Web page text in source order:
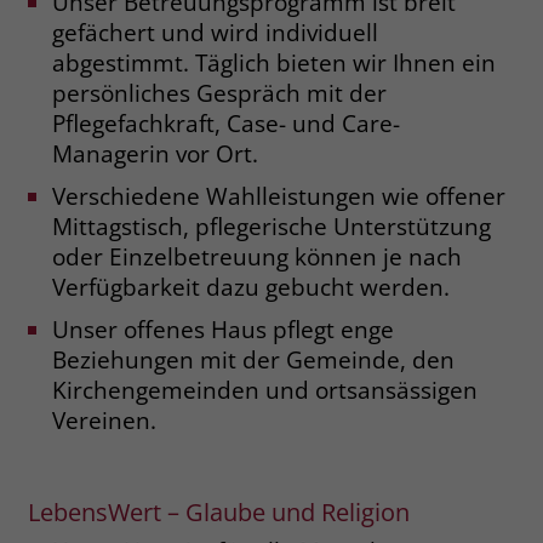
Problemen erhöht werden.
Zur Grundausstattung gehören
Rauchmelder und eine automatische
Herdabschaltung. Das sich automatisch
einschaltende Wegelicht im
Appartement bietet beim Aufstehen in
der Nacht Orientierung und kann
helfen, Stürze zu verhindern.
Die eingebauten technischen
Assistenzsysteme können auch weitere
Informationen registrieren. Wir bieten
hier die Auswertung verschiedener
Daten an. Zum Beispiel Aufenthalte im
der nächtliche Toilettengang ohne
Rückkehr ins Bett. In solchen Fällen
gefächert und wird individuell
abgestimmt. Täglich bieten wir Ihnen ein
persönliches Gespräch mit der
Pflegefachkraft, Case- und Care-
Managerin vor Ort.
Verschiedene Wahlleistungen wie offener
Mittagstisch, pflegerische Unterstützung
oder Einzelbetreuung können je nach
Verfügbarkeit dazu gebucht werden.
Unser offenes Haus pflegt enge
Beziehungen mit der Gemeinde, den
Kirchengemeinden und ortsansässigen
Vereinen.
LebensWert – Glaube und Religion